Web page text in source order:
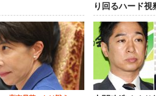
り回るハード視